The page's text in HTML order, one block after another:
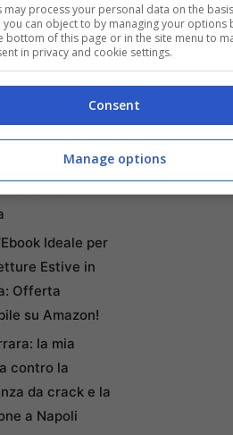
3 4 5 6
della Maternità:
che Salva e il
Padre Pio nella
Ideale per
Estive in
Offerta
su Amazon!
la mia
contro la
da crack e la
a Napoli
may process your personal data on the
you can object to by managing your options
bottom of this page or in the site menu to
in privacy and cookie settings.
Consent
Manage options